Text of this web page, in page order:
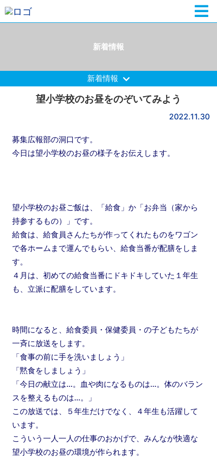
新着情報
新着情報
望小学校のお昼をのぞいてみよう
2022.11.30
募集広報部の洞口です。
今日は望小学校のお昼の様子をお伝えします。
望小学校のお昼ご飯は、「給食」か「お弁当（家から
持参するもの）」です。
給食は、給食員さんたちが作ってくれたものをワゴン
で各ホームまで運んでもらい、給食当番が配膳をしま
す。
４月は、初めての給食当番にドキドキしていた１年生
も、立派に配膳をしています。
時間になると、給食委員・保健委員・の子どもたちが
一斉に放送をします。
「食事の前に手を洗いましょう」
「黙食をしましょう」
「今日の献立は…。血や肉になるものは…。体のバラン
スを整えるものは…。」
この放送では、５年生だけでなく、４年生も活躍して
います。
こういう一人一人の仕事のおかげで、みんなが快適な
望小学校のお昼の環境が作られます。